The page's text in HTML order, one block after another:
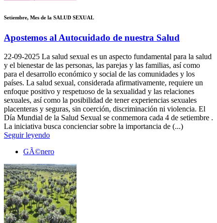
Setiembre, Mes de la SALUD SEXUAL
Apostemos al Autocuidado de nuestra Salud
22-09-2025 La salud sexual es un aspecto fundamental para la salud
y el bienestar de las personas, las parejas y las familias, así como
para el desarrollo económico y social de las comunidades y los
países. La salud sexual, considerada afirmativamente, requiere un
enfoque positivo y respetuoso de la sexualidad y las relaciones
sexuales, así como la posibilidad de tener experiencias sexuales
placenteras y seguras, sin coerción, discriminación ni violencia. El
Día Mundial de la Salud Sexual se conmemora cada 4 de setiembre .
La iniciativa busca concienciar sobre la importancia de (...)
Seguir leyendo
GÃ©nero